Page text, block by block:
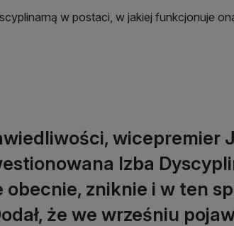
w postaci, w jakiej funkcjonuje
wicepremier
Izba
zniknie i w ten
że we wrześniu